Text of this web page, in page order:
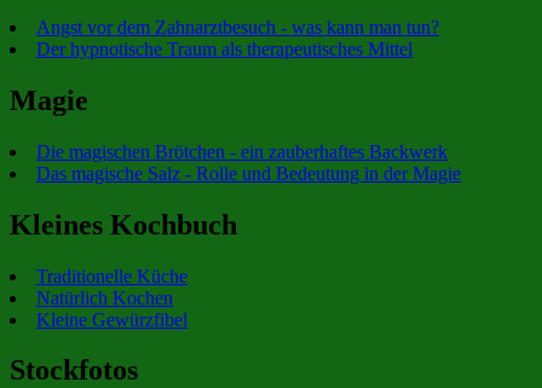
Angst vor dem Zahnarztbesuch - was kann man tun?
Der hypnotische Traum als therapeutisches Mittel
Magie
Die magischen Brötchen - ein zauberhaftes Backwerk
Das magische Salz - Rolle und Bedeutung in der Magie
Kleines Kochbuch
Traditionelle Küche
Natürlich Kochen
Kleine Gewürzfibel
Stockfotos